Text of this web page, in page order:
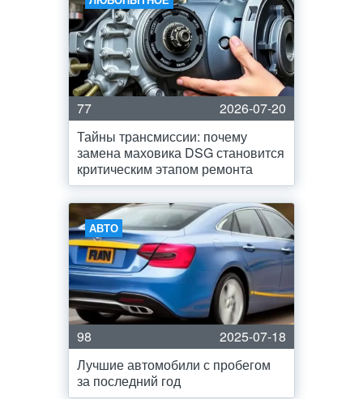
77
2026-07-20
Тайны трансмиссии: почему
замена маховика DSG становится
критическим этапом ремонта
АВТО
98
2025-07-18
Лучшие автомобили с пробегом
за последний год